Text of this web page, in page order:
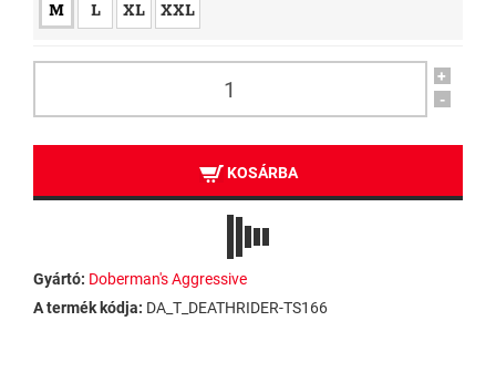
M L XL XXL
+
-
KOSÁRBA
Gyártó: Doberman's Aggressive
A termék kódja: DA_T_DEATHRIDER-TS166